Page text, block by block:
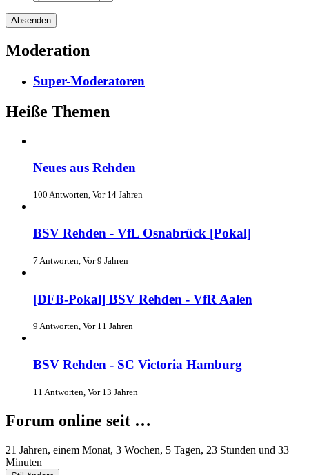
Moderation
Super-Moderatoren
Heiße Themen
Neues aus Rehden
100 Antworten, Vor 14 Jahren
BSV Rehden - VfL Osnabrück [Pokal]
7 Antworten, Vor 9 Jahren
[DFB-Pokal] BSV Rehden - VfR Aalen
9 Antworten, Vor 11 Jahren
BSV Rehden - SC Victoria Hamburg
11 Antworten, Vor 13 Jahren
Forum online seit …
21 Jahren, einem Monat, 3 Wochen, 5 Tagen, 23 Stunden und 33
Minuten